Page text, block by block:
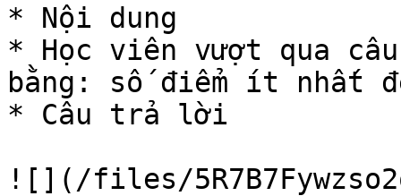
* Nội dung
* Học viên vượt qua
bằng: số điểm ít nhất
* Câu trả lời
![](/files/